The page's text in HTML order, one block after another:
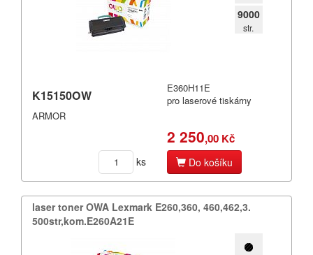
9000
str.
K15150OW
ARMOR
E360H11E
pro laserové tiskárny
2 250,00 Kč
ks Do košíku
laser toner OWA Lexmark E260,​360,​ 460,​462,​3.​
500str,​kom.​E260A21E